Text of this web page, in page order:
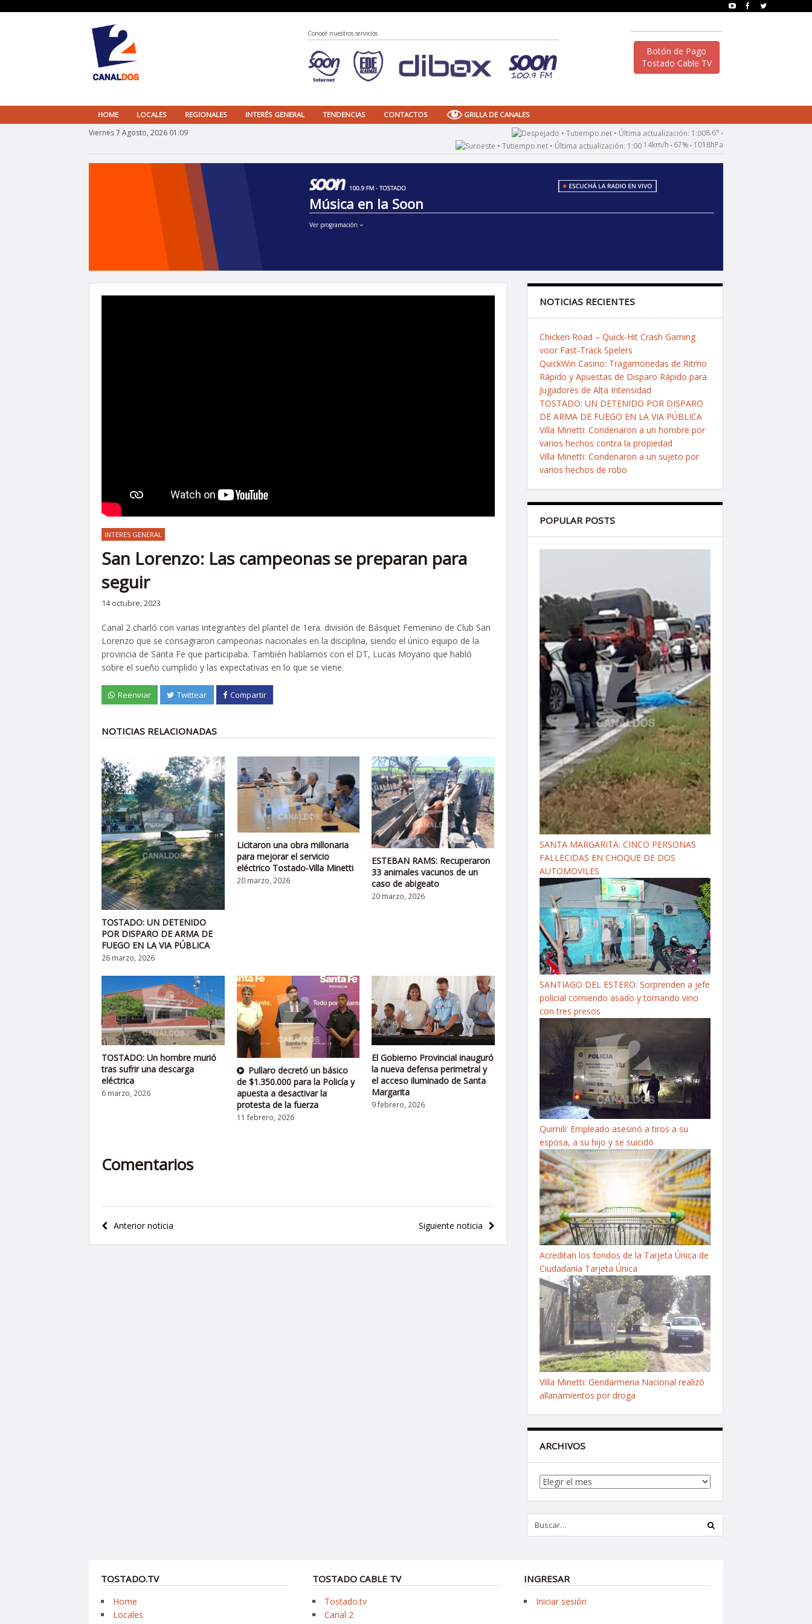
Conocé nuestros servicios
Botón de Pago
Tostado Cable TV
HOME LOCALES REGIONALES INTERÉS GENERAL TENDENCIAS CONTACTOS GRILLA DE CANALES
Viernes 7 Agosto, 2026 01:09 8.6° •
14km/h • 67% • 1018hPa
Música en la Soon
Ver programación
INTERES GENERAL
San Lorenzo: Las campeonas se preparan para
seguir
14 octubre, 2023
Canal 2 charló con varias integrantes del plantel de 1era. división de Básquet Femenino de Club San
Lorenzo que se consagraron campeonas nacionales en la disciplina, siendo el único equipo de la
provincia de Santa Fe que participaba. También hablamos con el DT, Lucas Moyano que habló
sobre el sueño cumplido y las expectativas en lo que se viene.
Reenviar Twittear Compartir
NOTICIAS RELACIONADAS
TOSTADO: UN DETENIDO
POR DISPARO DE ARMA DE
FUEGO EN LA VIA PÚBLICA
26 marzo, 2026
Licitaron una obra millonaria
para mejorar el servicio
eléctrico Tostado-Villa Minetti
20 marzo, 2026
ESTEBAN RAMS: Recuperaron
33 animales vacunos de un
caso de abigeato
20 marzo, 2026
TOSTADO: Un hombre murió
tras sufrir una descarga
eléctrica
6 marzo, 2026
Pullaro decretó un básico
de $1.350.000 para la Policía y
apuesta a desactivar la
protesta de la fuerza
11 febrero, 2026
El Gobierno Provincial inauguró
la nueva defensa perimetral y
el acceso iluminado de Santa
Margarita
9 febrero, 2026
Comentarios
Navegación
de
Siguiente noticia
Anterior noticia
NOTICIAS RECIENTES
Chicken Road – Quick‑Hit Crash Gaming
voor Fast‑Track Spelers
QuickWin Casino: Tragamonedas de Ritmo
Rápido y Apuestas de Disparo Rápido para
Jugadores de Alta Intensidad
TOSTADO: UN DETENIDO POR DISPARO
DE ARMA DE FUEGO EN LA VIA PÚBLICA
Villa Minetti: Condenaron a un hombre por
varios hechos contra la propiedad
Villa Minetti: Condenaron a un sujeto por
varios hechos de robo
POPULAR POSTS
SANTA MARGARITA: CINCO PERSONAS
FALLECIDAS EN CHOQUE DE DOS
AUTOMOVILES
SANTIAGO DEL ESTERO: Sorprenden a jefe
policial comiendo asado y tomando vino
con tres presos
Quimilí: Empleado asesinó a tiros a su
esposa, a su hijo y se suicidó
Acreditan los fondos de la Tarjeta Única de
Ciudadanía Tarjeta Única
Villa Minetti: Gendarmeria Nacional realizó
allanamientos por droga
ARCHIVOS
Archivos
TOSTADO.TV
Home
Locales
TOSTADO CABLE TV
Tostado.tv
Canal 2
INGRESAR
Iniciar sesión